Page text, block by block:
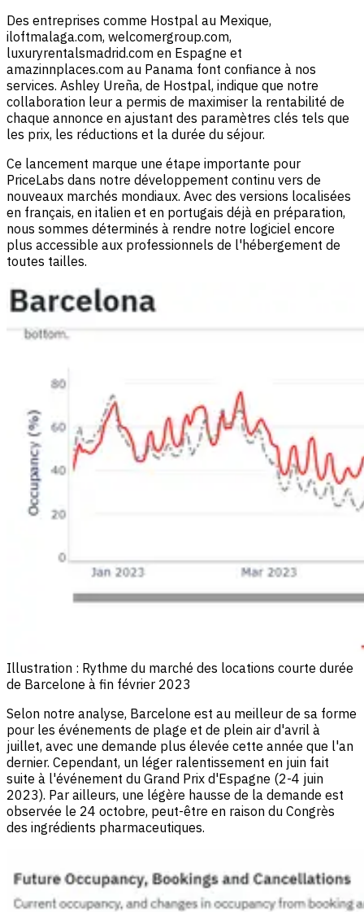
Des entreprises comme Hostpal au Mexique,
iloftmalaga.com, welcomergroup.com,
luxuryrentalsmadrid.com en Espagne et
amazinnplaces.com au Panama font confiance à nos
services. Ashley Ureña, de Hostpal, indique que notre
collaboration leur a permis de maximiser la rentabilité de
chaque annonce en ajustant des paramètres clés tels que
les prix, les réductions et la durée du séjour.
Ce lancement marque une étape importante pour
PriceLabs dans notre développement continu vers de
nouveaux marchés mondiaux. Avec des versions localisées
en français, en italien et en portugais déjà en préparation,
nous sommes déterminés à rendre notre logiciel encore
plus accessible aux professionnels de l'hébergement de
toutes tailles.
Illustration : Rythme du marché des locations courte durée
de Barcelone à fin février 2023
Selon notre analyse, Barcelone est au meilleur de sa forme
pour les événements de plage et de plein air d'avril à
juillet, avec une demande plus élevée cette année que l'an
dernier. Cependant, un léger ralentissement en juin fait
suite à l'événement du Grand Prix d'Espagne (2-4 juin
2023). Par ailleurs, une légère hausse de la demande est
observée le 24 octobre, peut-être en raison du Congrès
des ingrédients pharmaceutiques.